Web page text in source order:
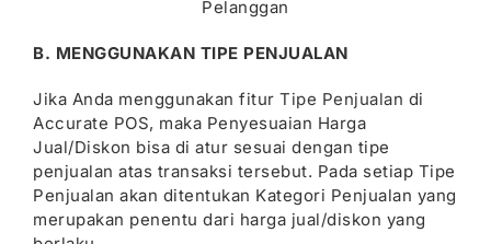
Pelanggan
B. MENGGUNAKAN TIPE PENJUALAN
Jika Anda menggunakan fitur Tipe Penjualan di
Accurate POS, maka Penyesuaian Harga
Jual/Diskon bisa di atur sesuai dengan tipe
penjualan atas transaksi tersebut. Pada setiap Tipe
Penjualan akan ditentukan Kategori Penjualan yang
merupakan penentu dari harga jual/diskon yang